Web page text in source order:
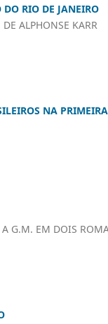
RIO DE JANEIRO
ALPHONSE KARR
NA
G.M. EM DOIS